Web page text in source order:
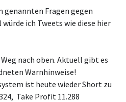
genannten Fragen gegen
ich Tweets wie diese hier
nach oben. Aktuell gibt es
Warnhinweise!
ist heute wieder Short zu
Take Profit 11.288